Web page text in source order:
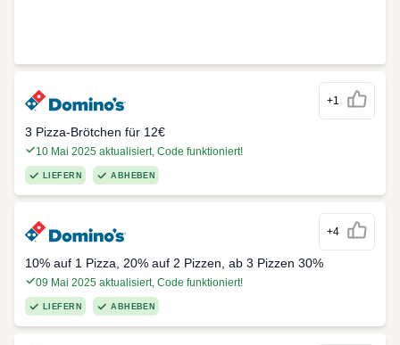
+1
3 Pizza-Brötchen für 12€
10 Mai 2025 aktualisiert, Code funktioniert!
LIEFERN ABHEBEN
+4
10% auf 1 Pizza, 20% auf 2 Pizzen, ab 3 Pizzen 30%
09 Mai 2025 aktualisiert, Code funktioniert!
LIEFERN ABHEBEN